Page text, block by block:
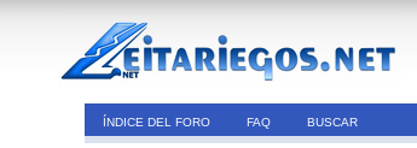
ÍNDICE DEL FORO FAQ BUSCAR